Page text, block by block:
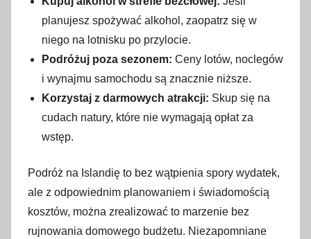
planujesz spożywać alkohol, zaopatrz się w
niego na lotnisku po przylocie.
Podróżuj poza sezonem: Ceny lotów, noclegów
i wynajmu samochodu są znacznie niższe.
Korzystaj z darmowych atrakcji: Skup się na
cudach natury, które nie wymagają opłat za
wstęp.
Podróż na Islandię to bez wątpienia spory wydatek,
ale z odpowiednim planowaniem i świadomością
kosztów, można zrealizować to marzenie bez
rujnowania domowego budżetu. Niezapomniane